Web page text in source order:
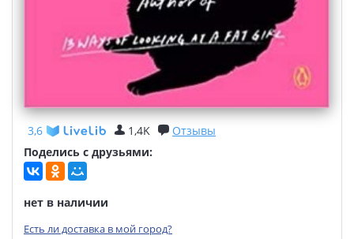
3,6 1,4K
Отзывы
Поделись с друзьями:
нет в наличии
Есть ли доставка в мой город?